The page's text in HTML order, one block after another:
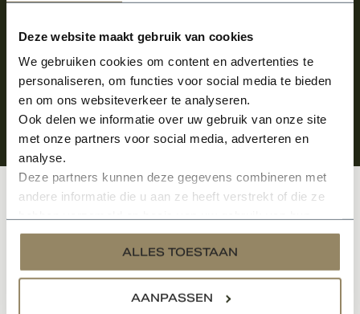
Deze website maakt gebruik van cookies
We gebruiken cookies om content en advertenties te
personaliseren, om functies voor social media te bieden
en om ons websiteverkeer te analyseren.
Ook delen we informatie over uw gebruik van onze site
met onze partners voor social media, adverteren en
analyse.
Deze partners kunnen deze gegevens combineren met
andere informatie die u aan ze heeft verstrekt of die ze
services.
ALLES TOESTAAN
AANPASSEN
Klantenservice
Categorieën